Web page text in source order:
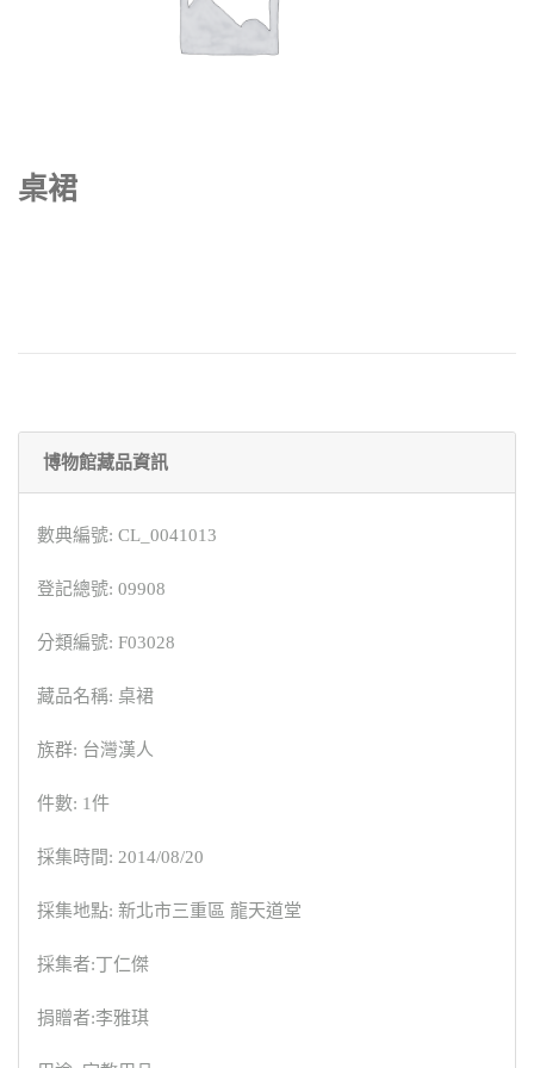
桌裙
博物館藏品資訊
數典編號: CL_0041013
登記總號: 09908
分類編號: F03028
藏品名稱: 桌裙
族群: 台灣漢人
件數: 1件
採集時間: 2014/08/20
採集地點: 新北市三重區 龍天道堂
採集者:丁仁傑
捐贈者:李雅琪